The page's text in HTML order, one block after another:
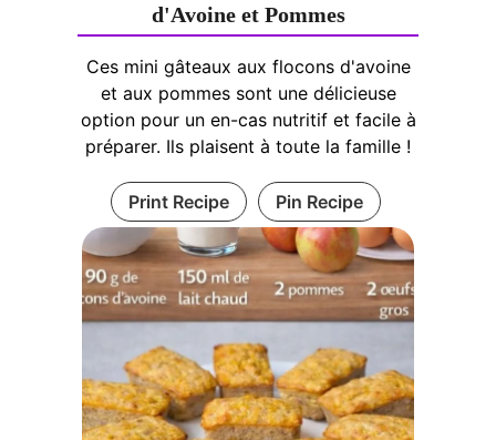
d'Avoine et Pommes
Ces mini gâteaux aux flocons d'avoine
et aux pommes sont une délicieuse
option pour un en-cas nutritif et facile à
préparer. Ils plaisent à toute la famille !
Print Recipe Pin Recipe